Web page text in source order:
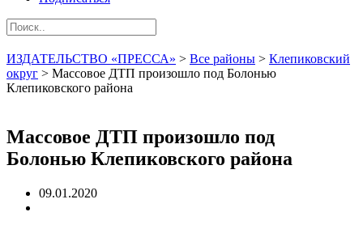
ИЗДАТЕЛЬСТВО «ПРЕССА» > Все районы > Клепиковский
округ > Массовое ДТП произошло под Болонью
Клепиковского района
Массовое ДТП произошло под
Болонью Клепиковского района
09.01.2020